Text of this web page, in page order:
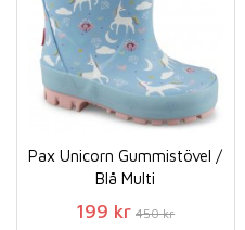
Pax Unicorn Gummistövel /
Blå Multi
199 kr 450 kr